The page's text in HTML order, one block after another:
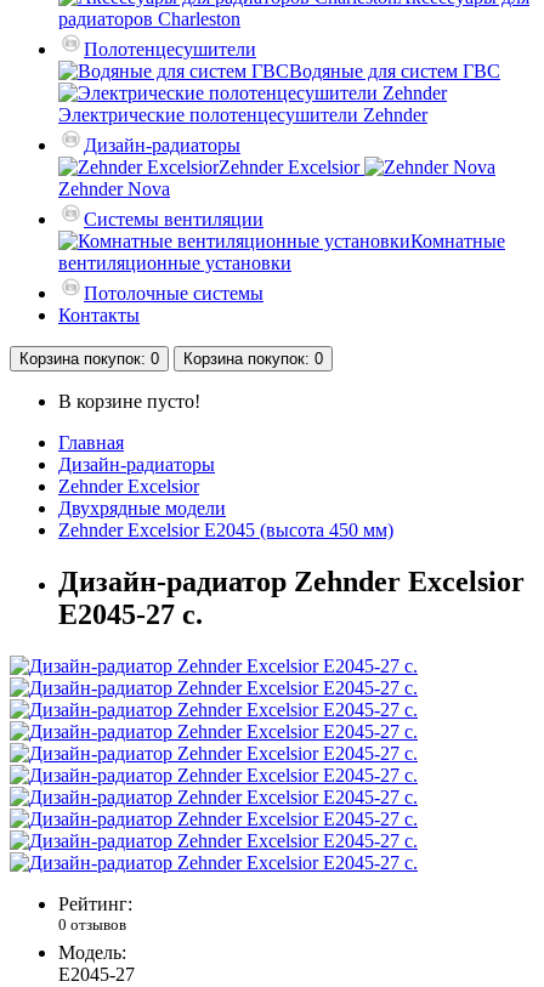
радиаторов Charleston
Полотенцесушители
Водяные для систем ГВС
Электрические полотенцесушители Zehnder
Дизайн-радиаторы
Zehnder Excelsior
Zehnder Nova
Системы вентиляции
Комнатные
вентиляционные установки
Потолочные системы
Контакты
Корзинапокупок: 0 Корзинапокупок: 0
В корзине пусто!
Главная
Дизайн-радиаторы
Zehnder Excelsior
Двухрядные модели
Zehnder Excelsior E2045 (высота 450 мм)
Дизайн-радиатор Zehnder Excelsior
E2045-27 с.
Рейтинг:
0 отзывов
Модель:
E2045-27